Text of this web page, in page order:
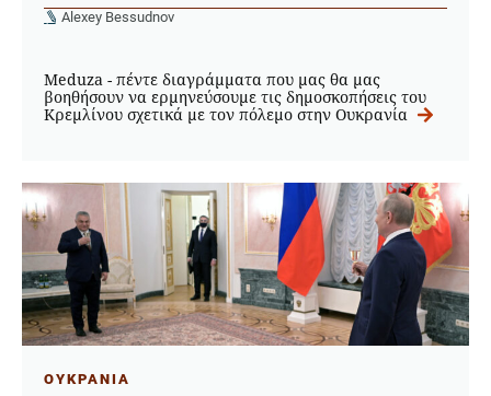
Alexey Bessudnov
Meduza - πέντε διαγράμματα που μας θα μας
βοηθήσουν να ερμηνεύσουμε τις δημοσκοπήσεις του
Κρεμλίνου σχετικά με τον πόλεμο στην Ουκρανία
ΟΥΚΡΑΝΙΑ